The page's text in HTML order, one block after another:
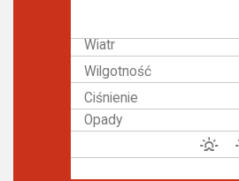
Wiatr
Wilgotność
Ciśnienie
Opady